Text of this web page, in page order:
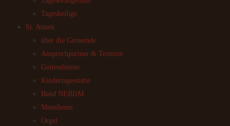
Tagesheilige
St. Annen
über die Gemeinde
Ansprechpartner & Termine
Gottesdienste
Kindertagesstätte
Band NEBIIM
Messdiener
Orgel